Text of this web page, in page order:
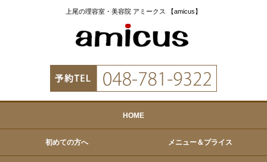
上尾の理容室・美容院 アミークス 【amicus】
HOME
初めての方へ メニュー＆プライス